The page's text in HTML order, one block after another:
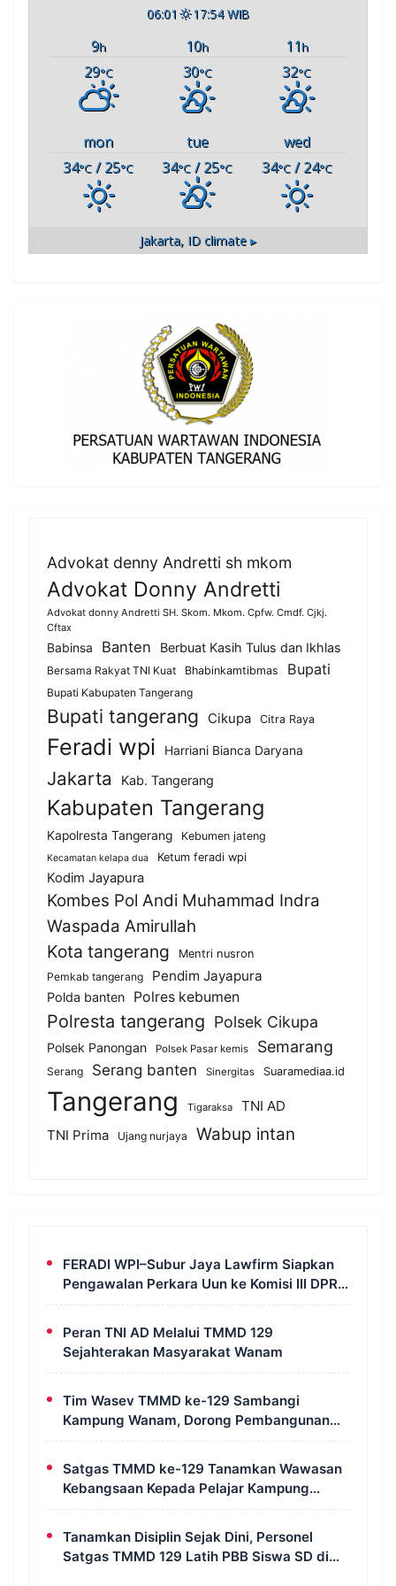
06:01 17:54 WIB
9h 10h 11h
29°C 30°C 32°C
mon tue
wed
34°C / 25°C 34°C / 25°C 34°C/ 24°C
Jakarta, ID climate ▸
Advokat denny Andretti sh mkom
Advokat Donny Andretti
Advokat donny Andretti SH. Skom. Mkom. Cpfw. Cmdf. Cjkj.
Cftax
Babinsa Banten Berbuat Kasih Tulus dan Ikhlas
Bersama Rakyat TNI Kuat Bhabinkamtibmas Bupati
Bupati Kabupaten Tangerang
Bupati tangerang Cikupa Citra Raya
Feradi wpi Harriani Bianca Daryana
Jakarta Kab. Tangerang
Kabupaten Tangerang
Kapolresta Tangerang Kebumen jateng
Kecamatan kelapa dua Ketum feradi wpi
Kodim Jayapura
Kombes Pol Andi Muhammad Indra
Waspada Amirullah
Kota tangerang
Mentri nusron
Pemkab tangerang
Pendim Jayapura
Polda banten Polres kebumen
Polresta tangerang Polsek Cikupa
Polsek Panongan Polsek Pasar kemis Semarang
Serang Serang banten Sinergitas Suaramediaa.id
Tangerang Tigaraksa
TNI AD
TNI Prima
Ujang nurjaya Wabup intan
FERADI WPI–Subur Jaya Lawfirm Siapkan
Pengawalan Perkara Uun ke Komisi III DPR
RI, LPSK, Kompolnas dan Propam
Peran TNI AD Melalui TMMD 129
Sejahterakan Masyarakat Wanam
Tim Wasev TMMD ke-129 Sambangi
Kampung Wanam, Dorong Pembangunan
Untuk Kesejahteraan Masyarakat
Satgas TMMD ke-129 Tanamkan Wawasan
Kebangsaan Kepada Pelajar Kampung
Wanam Merauke
Tanamkan Disiplin Sejak Dini, Personel
Satgas TMMD 129 Latih PBB Siswa SD di